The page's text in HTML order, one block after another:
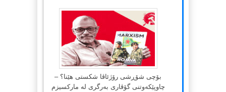
بۆچی شۆڕشی رۆژئاڤا شکستی هێنا؟ –
چاوپێکەوتنی گۆڤاری بەرگری لە مارکسیزم